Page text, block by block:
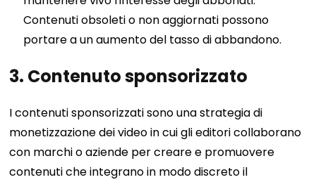
Contenuti obsoleti o non aggiornati possono
portare a un aumento del tasso di abbandono.
3. Contenuto sponsorizzato
I contenuti sponsorizzati sono una strategia di
monetizzazione dei video in cui gli editori collaborano
con marchi o aziende per creare e promuovere
contenuti che integrano in modo discreto il